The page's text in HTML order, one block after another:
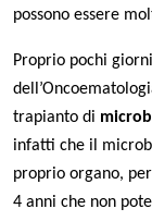
possono essere
Proprio pochi
trapianto di
infatti che il
proprio organo,
4 anni che non